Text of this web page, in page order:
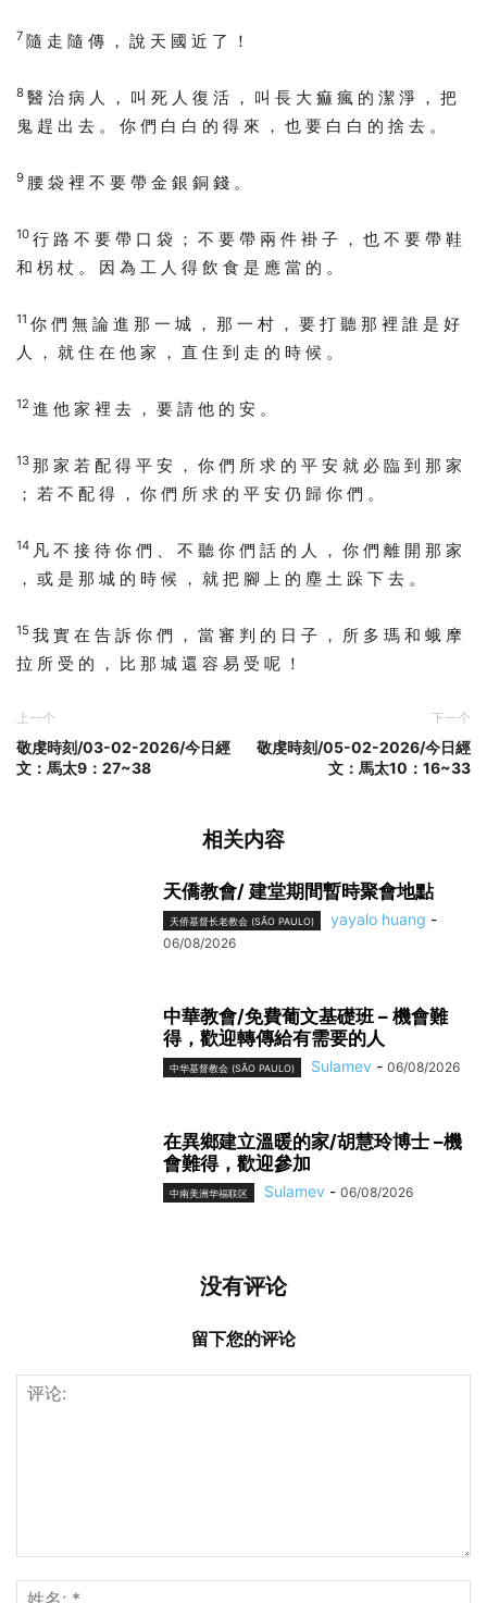
7 隨 走 隨 傳 ， 說 天 國 近 了 ！
8 醫 治 病 人 ， 叫 死 人 復 活 ， 叫 長 大 痲 瘋 的 潔 淨 ， 把
鬼 趕 出 去 。 你 們 白 白 的 得 來 ， 也 要 白 白 的 捨 去 。
9 腰 袋 裡 不 要 帶 金 銀 銅 錢 。
10 行 路 不 要 帶 口 袋 ； 不 要 帶 兩 件 褂 子 ， 也 不 要 帶 鞋
和 柺 杖 。 因 為 工 人 得 飲 食 是 應 當 的 。
11 你 們 無 論 進 那 一 城 ， 那 一 村 ， 要 打 聽 那 裡 誰 是 好
人 ， 就 住 在 他 家 ， 直 住 到 走 的 時 候 。
12 進 他 家 裡 去 ， 要 請 他 的 安 。
13 那 家 若 配 得 平 安 ， 你 們 所 求 的 平 安 就 必 臨 到 那 家
； 若 不 配 得 ， 你 們 所 求 的 平 安 仍 歸 你 們 。
14 凡 不 接 待 你 們 、 不 聽 你 們 話 的 人 ， 你 們 離 開 那 家
， 或 是 那 城 的 時 候 ， 就 把 腳 上 的 塵 土 跺 下 去 。
15 我 實 在 告 訴 你 們 ， 當 審 判 的 日 子 ， 所 多 瑪 和 蛾 摩
拉 所 受 的 ， 比 那 城 還 容 易 受 呢 ！
上一个
敬虔時刻/03-02-2026/今日經
文：馬太9：27~38
下一个
敬虔時刻/05-02-2026/今日經
文：馬太10：16~33
相关内容
天僑教會/ 建堂期間暫時聚會地點
天侨基督长老教会 (SÃO PAULO) yayalo huang -
06/08/2026
中華教會/免費葡文基礎班 – 機會難
得，歡迎轉傳給有需要的人
中华基督教会 (SÃO PAULO) Sulamev - 06/08/2026
在異鄉建立溫暖的家/胡慧玲博士 –機
會難得，歡迎參加
中南美洲华福联区 Sulamev - 06/08/2026
没有评论
留下您的评论